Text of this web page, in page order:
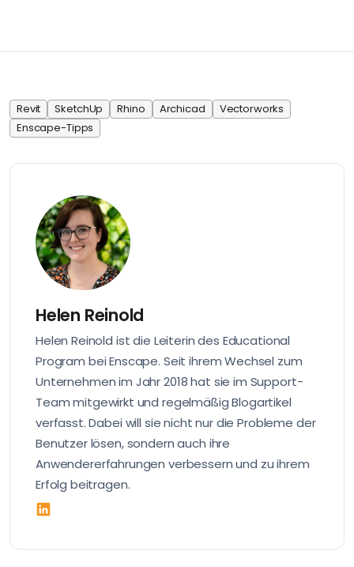
Revit SketchUp Rhino Archicad
Vectorworks
Enscape-Tipps
Helen Reinold
Helen Reinold ist die Leiterin des Educational
Program bei Enscape. Seit ihrem Wechsel zum
Unternehmen im Jahr 2018 hat sie im Support-
Team mitgewirkt und regelmäßig Blogartikel
verfasst. Dabei will sie nicht nur die Probleme der
Benutzer lösen, sondern auch ihre
Anwendererfahrungen verbessern und zu ihrem
Erfolg beitragen.